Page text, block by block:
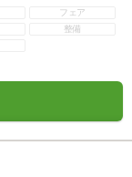
フェア
整備